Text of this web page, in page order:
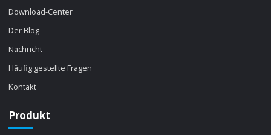
Download-Center
Der Blog
Nachricht
Häufig gestellte Fragen
Kontakt
Produkt